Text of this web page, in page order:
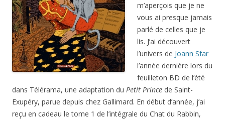
m’aperçois que je ne
vous ai presque jamais
parlé de celles que je
lis. J’ai découvert
l’univers de Joann Sfar
l’année dernière lors du
feuilleton BD de l’été
dans Télérama, une adaptation du Petit Prince de Saint-
Exupéry, parue depuis chez Gallimard. En début d’année, j’ai
reçu en cadeau le tome 1 de l’intégrale du Chat du Rabbin,